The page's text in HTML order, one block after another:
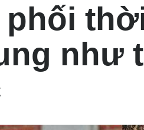
phối
như